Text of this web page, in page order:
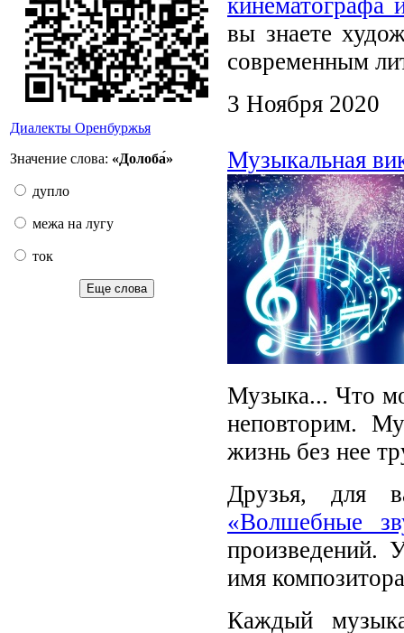
Диалекты Оренбуржья
Значение слова: «Долоба́»
дупло
межа на лугу
ток
Еще слова
вы знаете
современным
3 Ноября 2020
Музыкальная
Музыка... Что
неповторим.
жизнь без нее
Друзья, для
«Волшебные
произведений.
имя
Каждый